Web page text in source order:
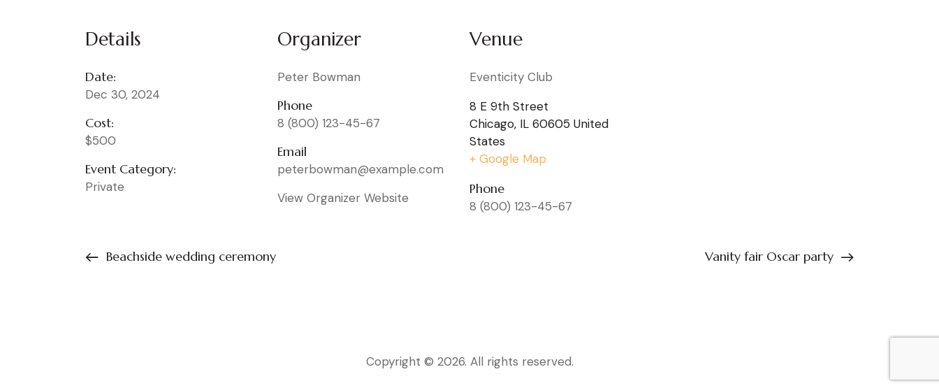
Details
Date:
Dec 30, 2024
Cost:
$500
Event Category:
Private
Organizer
Peter Bowman
Phone
8 (800) 123-45-67
Email
peterbowman@example.com
View Organizer Website
Venue
Eventicity Club
8 E 9th Street
Chicago, IL 60605 United
States
+ Google Map
Phone
8 (800) 123-45-67
Beachside wedding ceremony Vanity fair Oscar party
Copyright © 2026. All rights reserved.